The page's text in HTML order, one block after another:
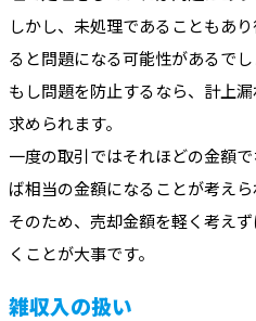
しかし、未処理であることもあ
ると問題になる可能性があるでし
もし問題を防止するなら、計上
求められます。
一度の取引ではそれほどの金額
ば相当の金額になることが考えら
そのため、売却金額を軽く考え
くことが大事です。
雑収入の扱い